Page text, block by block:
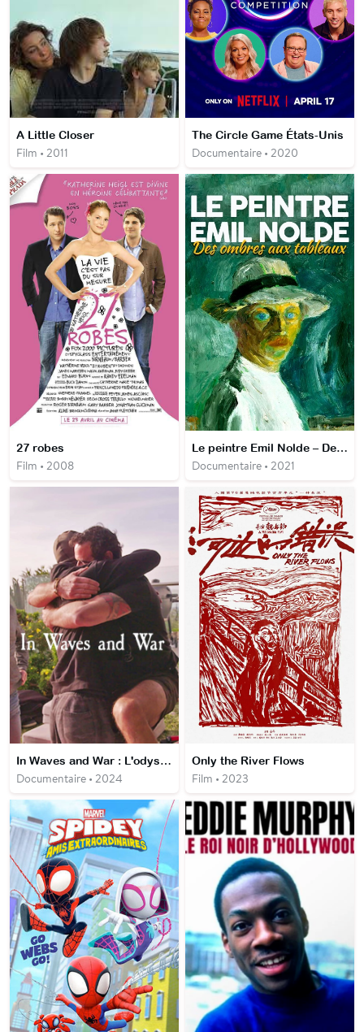
A Little Closer
Film • 2011
The Circle Game États-Unis
Documentaire • 2020
27 robes
Film • 2008
Le peintre Emil Nolde – Des ombres aux tableaux
Documentaire • 2021
In Waves and War : L'odyssée des vétérans
Documentaire • 2024
Only the River Flows
Film • 2023